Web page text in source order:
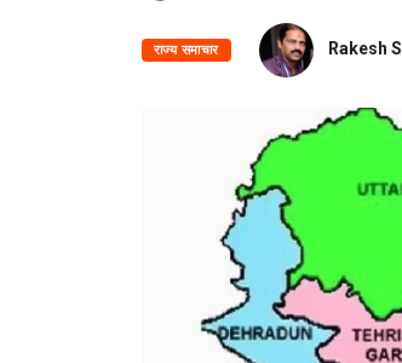
राज्य समाचार Rakesh